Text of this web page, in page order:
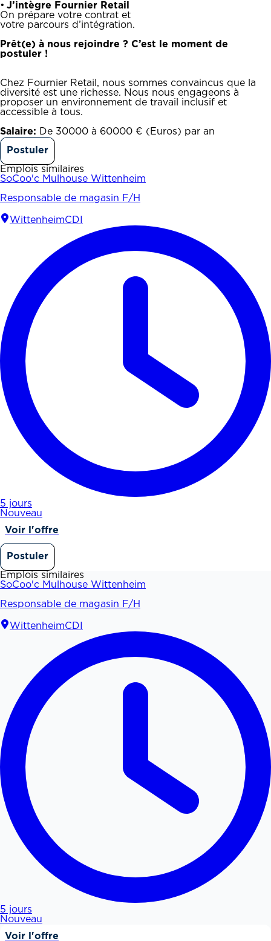
• J’intègre Fournier Retail
On prépare votre contrat et
votre parcours d’intégration.
Prêt(e) à nous rejoindre ? C’est le moment de
postuler !
Chez Fournier Retail, nous sommes convaincus que la
diversité est une richesse. Nous nous engageons à
proposer un environnement de travail inclusif et
accessible à tous.
Salaire: De 30000 à 60000 € (Euros) par an
Postuler
Emplois similaires
SoCoo'c Mulhouse Wittenheim
Responsable de magasin F/H
WittenheimCDI
5 jours
Nouveau
Voir l'offre
Postuler
Emplois similaires
SoCoo'c Mulhouse Wittenheim
Responsable de magasin F/H
WittenheimCDI
5 jours
Nouveau
Voir l'offre